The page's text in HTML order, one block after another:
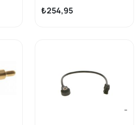
80Ps / Doblo 1.2 1.4 05-/
Opel Combo 1.4 12 -)
₺254,95